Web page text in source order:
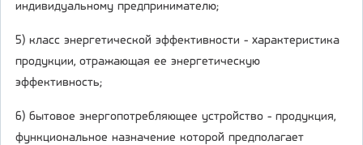
индивидуальному предпринимателю;
5) класс энергетической эффективности - характеристика
продукции, отражающая ее энергетическую
эффективность;
6) бытовое энергопотребляющее устройство - продукция,
функциональное назначение которой предполагает